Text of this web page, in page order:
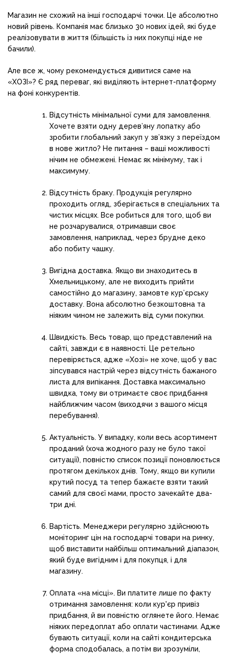
Магазин не схожий на інші господарчі точки. Це абсолютно
новий рівень. Компанія має близько 30 нових ідей, які буде
реалізовувати в життя (більшість із них покупці ніде не
бачили).
Але все ж, чому рекомендується дивитися саме на
«ХОЗІ»? Є ряд переваг, які виділяють інтернет-платформу
на фоні конкурентів.
Відсутність мінімальної суми для замовлення.
Хочете взяти одну дерев’яну лопатку або
зробити глобальний закуп у зв’язку з переїздом
в нове житло? Не питання – ваші можливості
нічим не обмежені. Немає як мінімуму, так і
максимуму.
Відсутність браку. Продукція регулярно
проходить огляд, зберігається в спеціальних та
чистих місцях. Все робиться для того, щоб ви
не розчарувалися, отримавши своє
замовлення, наприклад, через брудне деко
або побиту чашку.
Вигідна доставка. Якщо ви знаходитесь в
Хмельницькому, але не виходить прийти
самостійно до магазину, замовте кур’єрську
доставку. Вона абсолютно безкоштовна та
ніяким чином не залежить від суми покупки.
Швидкість. Весь товар, що представлений на
сайті, завжди є в наявності. Це ретельно
перевіряється, адже «Хозі» не хоче, щоб у вас
зіпсувався настрій через відсутність бажаного
листа для випікання. Доставка максимально
швидка, тому ви отримаєте своє придбання
найближчим часом (виходячи з вашого місця
перебування).
Актуальність. У випадку, коли весь асортимент
проданий (хоча жодного разу не було такої
ситуації), повністю список позиції поновлюється
протягом декількох днів. Тому, якщо ви купили
крутий посуд та тепер бажаєте взяти такий
самий для своєї мами, просто зачекайте два-
три дні.
Вартість. Менеджери регулярно здійснюють
моніторинг цін на господарчі товари на ринку,
щоб виставити найбільш оптимальний діапазон,
який буде вигідним і для покупця, і для
магазину.
Оплата «на місці». Ви платите лише по факту
отримання замовлення: коли кур'єр привіз
придбання, й ви повністю оглянете його. Немає
ніяких передоплат або оплати частинами. Адже
бувають ситуації, коли на сайті кондитерська
форма сподобалась, а потім ви зрозуміли,